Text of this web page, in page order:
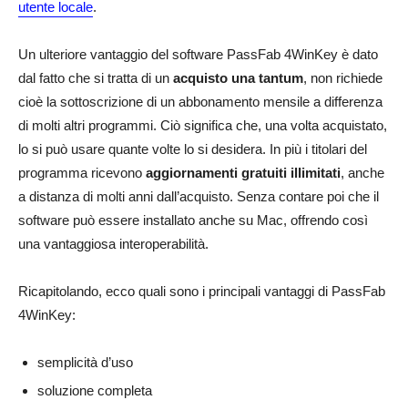
utente locale.
Un ulteriore vantaggio del software PassFab 4WinKey è dato
dal fatto che si tratta di un acquisto una tantum, non richiede
cioè la sottoscrizione di un abbonamento mensile a differenza
di molti altri programmi. Ciò significa che, una volta acquistato,
lo si può usare quante volte lo si desidera. In più i titolari del
programma ricevono aggiornamenti gratuiti illimitati, anche
a distanza di molti anni dall’acquisto. Senza contare poi che il
software può essere installato anche su Mac, offrendo così
una vantaggiosa interoperabilità.
Ricapitolando, ecco quali sono i principali vantaggi di PassFab
4WinKey:
semplicità d’uso
soluzione completa